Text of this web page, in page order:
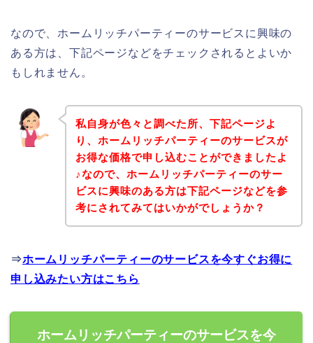
なので、ホームリッチパーティーのサービスに興味の
ある方は、下記ページなどをチェックされるとよいか
もしれません。
私自身が色々と調べた所、下記ページよ
り、ホームリッチパーティーのサービスが
お得な価格で申し込むことができましたよ
♪なので、ホームリッチパーティーのサー
ビスに興味のある方は下記ページなどを参
考にされてみてはいかがでしょうか？
⇒ホームリッチパーティーのサービスを今すぐお得に
申し込みたい方はこちら
ホームリッチパーティーのサービスを今